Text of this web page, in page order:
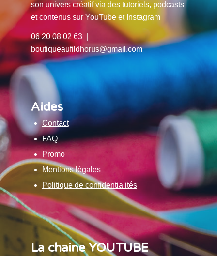
son univers créatif via des tutoriels, podcasts
et contenus sur YouTube et Instagram
06 20 08 02 63 |
boutiqueaufildhorus@gmail.com
Aides
Contact
FAQ
Promo
Mentions légales
Politique de confidentialités
La chaine YOUTUBE